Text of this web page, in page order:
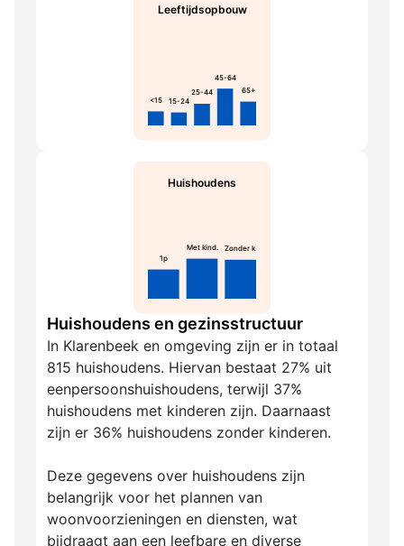
Leeftijdsopbouw
<15 15-24
25-44
45-64
65+
Huishoudens
1p
Met kind. Zonder k.
Huishoudens en gezinsstructuur
In Klarenbeek en omgeving zijn er in totaal
815 huishoudens. Hiervan bestaat 27% uit
eenpersoonshuishoudens, terwijl 37%
huishoudens met kinderen zijn. Daarnaast
zijn er 36% huishoudens zonder kinderen.
Deze gegevens over huishoudens zijn
belangrijk voor het plannen van
woonvoorzieningen en diensten, wat
bijdraagt aan een leefbare en diverse